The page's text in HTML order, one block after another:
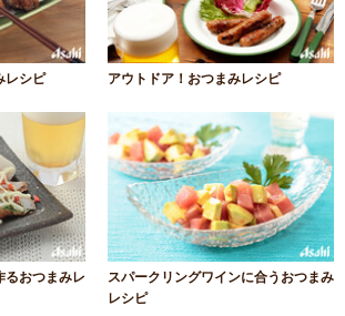
レシピ アウトドア！おつまみレシピ
るおつまみレ
スパークリングワインに合うおつまみ
レシピ